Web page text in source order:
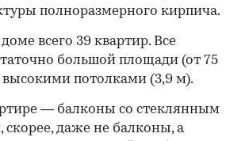
полноразмерного кирпича.
всего 39 квартир. Все
большой площади (от 75
высокими потолками (3,9 м).
— балконы со стеклянным
даже не балконы, а